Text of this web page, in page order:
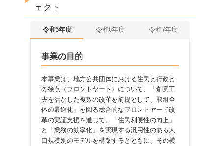
ェクト
令和5年度 令和6年度 令和7年度
事業の目的
本事業は、地方公共団体における住民と行政と
の接点（フロントヤード）について、「創意工
夫を活かした複数の改革を前提として、取組全
体の最適化」を図る総合的なフロントヤード改
革の実証支援を通じて、「住民利便性の向上」
と「業務の効率化」を実現する汎用性のある人
口規模別のモデルを構築するとともに、その横